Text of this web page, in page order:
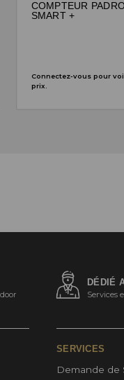
COMPTEUR
SMART +
Connectez-vous pour
prix.
DÉDIÉ
Services
SERVICES
Demande de